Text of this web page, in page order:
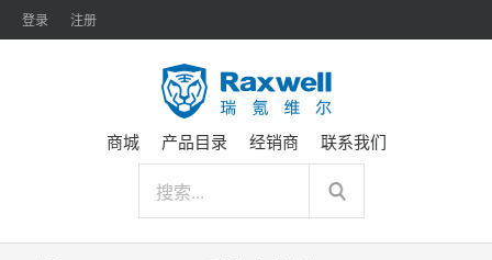
登录 注册
商城 产品目录 经销商 联系我们